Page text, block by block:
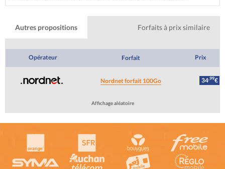
Autres propositions Forfaits à prix similaire
Opérateur Forfait Prix
Nordnet forfait 100Go 34,99€
Affichage aléatoire